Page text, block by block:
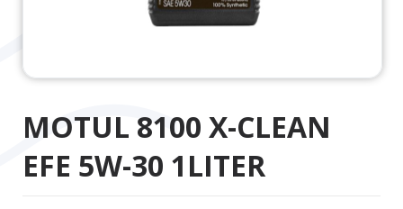
MOTUL 8100 X-CLEAN
EFE 5W-30 1LITER